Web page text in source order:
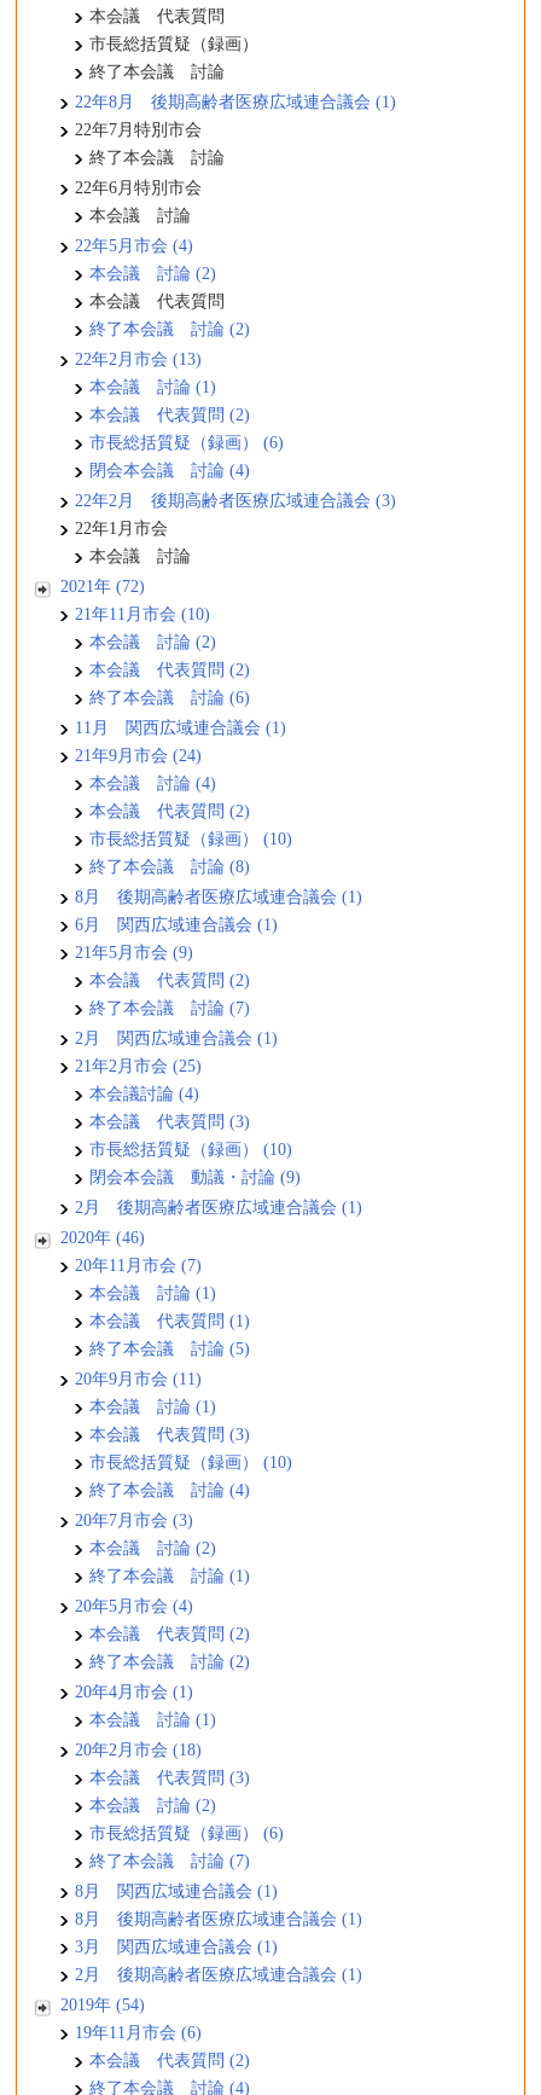
本会議 代表質問
市長総括質疑（録画）
終了本会議 討論
22年8月 後期高齢者医療広域連合議会 (1)
22年7月特別市会
終了本会議 討論
22年6月特別市会
本会議 討論
22年5月市会 (4)
本会議 討論 (2)
本会議 代表質問
終了本会議 討論 (2)
22年2月市会 (13)
本会議 討論 (1)
本会議 代表質問 (2)
市長総括質疑（録画） (6)
閉会本会議 討論 (4)
22年2月 後期高齢者医療広域連合議会 (3)
22年1月市会
本会議 討論
2021年 (72)
21年11月市会 (10)
本会議 討論 (2)
本会議 代表質問 (2)
終了本会議 討論 (6)
11月 関西広域連合議会 (1)
21年9月市会 (24)
本会議 討論 (4)
本会議 代表質問 (2)
市長総括質疑（録画） (10)
終了本会議 討論 (8)
8月 後期高齢者医療広域連合議会 (1)
6月 関西広域連合議会 (1)
21年5月市会 (9)
本会議 代表質問 (2)
終了本会議 討論 (7)
2月 関西広域連合議会 (1)
21年2月市会 (25)
本会議討論 (4)
本会議 代表質問 (3)
市長総括質疑（録画） (10)
閉会本会議 動議・討論 (9)
2月 後期高齢者医療広域連合議会 (1)
2020年 (46)
20年11月市会 (7)
本会議 討論 (1)
本会議 代表質問 (1)
終了本会議 討論 (5)
20年9月市会 (11)
本会議 討論 (1)
本会議 代表質問 (3)
市長総括質疑（録画） (10)
終了本会議 討論 (4)
20年7月市会 (3)
本会議 討論 (2)
終了本会議 討論 (1)
20年5月市会 (4)
本会議 代表質問 (2)
終了本会議 討論 (2)
20年4月市会 (1)
本会議 討論 (1)
20年2月市会 (18)
本会議 代表質問 (3)
本会議 討論 (2)
市長総括質疑（録画） (6)
終了本会議 討論 (7)
8月 関西広域連合議会 (1)
8月 後期高齢者医療広域連合議会 (1)
3月 関西広域連合議会 (1)
2月 後期高齢者医療広域連合議会 (1)
2019年 (54)
19年11月市会 (6)
本会議 代表質問 (2)
終了本会議 討論 (4)